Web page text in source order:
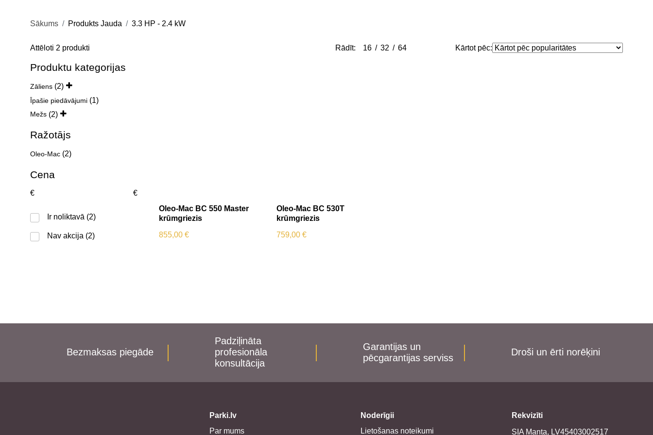
Sākums Produkts Jauda 3.3 HP - 2.4 kW
Attēloti 2 produkti
popularity
Rādīt: 16 32 64 Kārtot pēc:
Produktu kategorijas
Zāliens (2)
Īpašie piedāvājumi (1)
Mežs (2)
Ražotājs
Oleo-Mac (2)
Cena
€ €
Ir noliktavā (2)
Nav akcija (2)
Oleo-Mac BC 550 Master
krūmgriezis
855,00 €
Oleo-Mac BC 530T
krūmgriezis
759,00 €
Bezmaksas piegāde
Padziļināta
profesionāla
konsultācija
Garantijas un
pēcgarantijas serviss
Droši un ērti norēķini
Parki.lv
Par mums
Noderīgii
Lietošanas noteikumi
Rekvizīti
SIA Manta, LV45403002517